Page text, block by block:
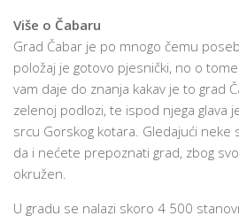
Više o Čabaru
Grad Čabar je po mnogo čemu
položaj je gotovo pjesnički, no o
vam daje do znanja kakav je to grad
zelenoj podlozi, te ispod njega glava
srcu Gorskog kotara. Gledajući neke
da i nećete prepoznati grad, zbog
okružen.
U gradu se nalazi skoro 4 500